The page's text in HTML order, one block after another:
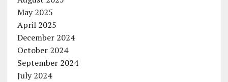
May 2025
April 2025
December 2024
October 2024
September 2024
July 2024